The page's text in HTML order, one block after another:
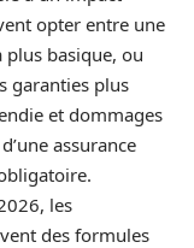
opter entre une
basique, ou
garanties plus
et dommages
assurance
les
des formules